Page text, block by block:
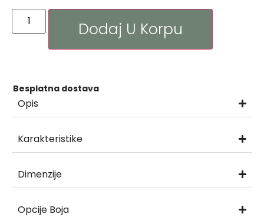
Dodaj U Korpu
Besplatna dostava
Opis
Karakteristike
Dimenzije
Opcije Boja